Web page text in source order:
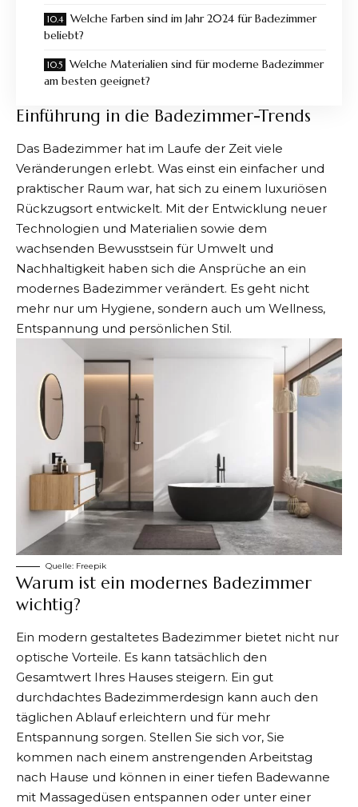
Welche Farben sind im Jahr 2024 für Badezimmer
beliebt?
Welche Materialien sind für moderne Badezimmer
am besten geeignet?
Einführung in die Badezimmer-Trends
Das Badezimmer hat im Laufe der Zeit viele
Veränderungen erlebt. Was einst ein einfacher und
praktischer Raum war, hat sich zu einem luxuriösen
Rückzugsort entwickelt. Mit der Entwicklung neuer
Technologien und Materialien sowie dem
wachsenden Bewusstsein für Umwelt und
Nachhaltigkeit haben sich die Ansprüche an ein
modernes Badezimmer verändert. Es geht nicht
mehr nur um Hygiene, sondern auch um Wellness,
Entspannung und persönlichen Stil.
Quelle: Freepik
Warum ist ein modernes Badezimmer
wichtig?
Ein modern gestaltetes Badezimmer bietet nicht nur
optische Vorteile. Es kann tatsächlich den
Gesamtwert Ihres Hauses steigern. Ein gut
durchdachtes Badezimmerdesign kann auch den
täglichen Ablauf erleichtern und für mehr
Entspannung sorgen. Stellen Sie sich vor, Sie
kommen nach einem anstrengenden Arbeitstag
nach Hause und können in einer tiefen Badewanne
mit Massagedüsen entspannen oder unter einer